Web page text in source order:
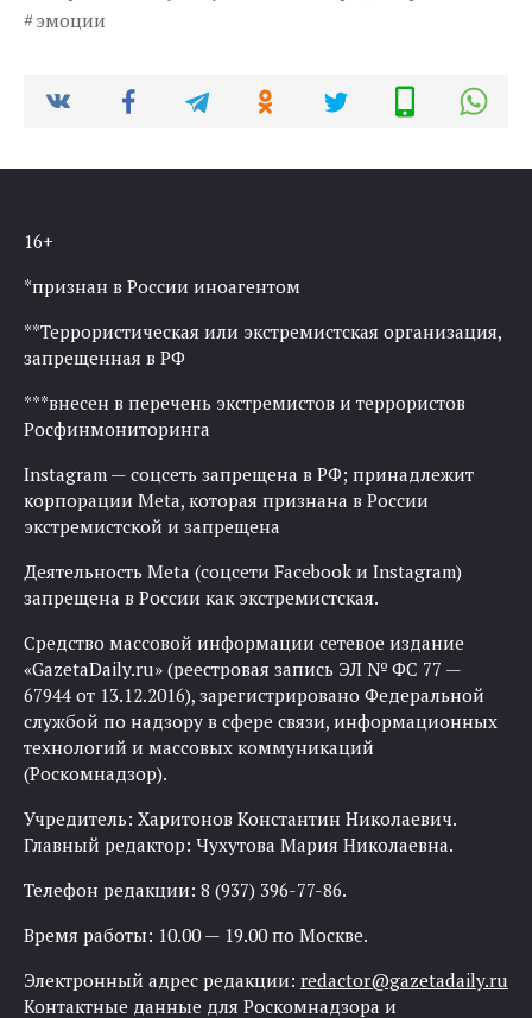
эмоции
16+
*признан в России иноагентом
**Террористическая или экстремистская организация,
запрещенная в РФ
***внесен в перечень экстремистов и террористов
Росфинмониторинга
Instagram — соцсеть запрещена в РФ; принадлежит
корпорации Meta, которая признана в России
экстремистской и запрещена
Деятельность Meta (соцсети Facebook и Instagram)
запрещена в России как экстремистская.
Средство массовой информации сетевое издание
«GazetaDaily.ru» (реестровая запись ЭЛ № ФС 77 —
67944 от 13.12.2016), зарегистрировано Федеральной
службой по надзору в сфере связи, информационных
технологий и массовых коммуникаций
(Роскомнадзор).
Учредитель: Харитонов Константин Николаевич.
Главный редактор: Чухутова Мария Николаевна.
Телефон редакции: 8 (937) 396-77-86.
Время работы: 10.00 — 19.00 по Москве.
Электронный адрес редакции: redactor@gazetadaily.ru
Контактные данные для Роскомнадзора и